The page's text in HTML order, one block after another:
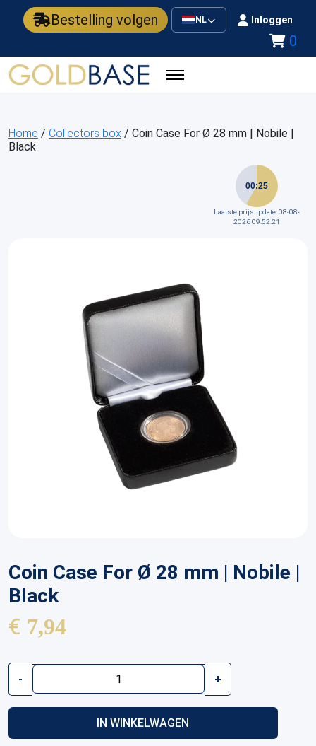
Bestelling volgen NL Inloggen
0
Home / Collectors box / Coin Case For Ø 28 mm | Nobile |
Black
00:25
Laatste prijsupdate: 08-08-
2026 09:52:21
Coin Case For Ø 28 mm | Nobile |
Black
€ 7,94
-
Coin
For
Ø
mm
+
IN WINKELWAGEN